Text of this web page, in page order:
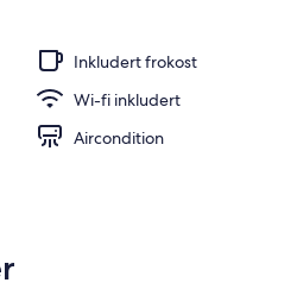
10 restauranter: frokost, lunsj,
Inkludert frokost
Wi-fi inkludert
Aircondition